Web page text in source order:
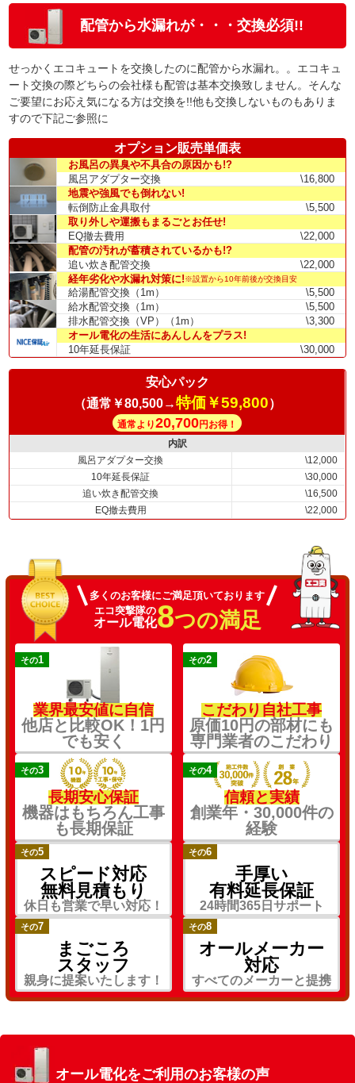
配管から水漏れが・・・交換必須!!
せっかくエコキュートを交換したのに配管から水漏れ。。エコキュ
ート交換の際どちらの会社様も配管は基本交換致しません。そんな
ご要望にお応え気になる方は交換を!!他も交換しないものもありま
すので下記ご参照に
オプション販売単価表
お風呂の異臭や不具合の原因かも!?
風呂アダプター交換
\16,800
地震や強風でも倒れない!
転倒防止金具取付
\5,500
取り外しや運搬もまるごとお任せ!
EQ撤去費用
\22,000
配管の汚れが蓄積されているかも!?
追い炊き配管交換
\22,000
経年劣化や水漏れ対策に!※設置から10年前後が交換目安
給湯配管交換（1m）
\5,500
給水配管交換（1m）
\5,500
排水配管交換（VP）（1m）
\3,300
オール電化の生活にあんしんをプラス!
10年延長保証
\30,000
安心パック
（通常￥80,500→特価￥59,800）
通常より20,700円お得！
内訳
風呂アダプター交換
\12,000
10年延長保証
\30,000
追い炊き配管交換
\16,500
EQ撤去費用
\22,000
多くのお客様にご満足頂いております
エコ突撃隊の
オール電化8つの満足
その1
業界最安値に自信
他店と比較OK！1円
でも安く
その2
こだわり自社工事
原価10円の部材にも
専門業者のこだわり
その3
長期安心保証
機器はもちろん工事
も長期保証
その4
信頼と実績
創業年・30,000件の
経験
その5
スピード対応
無料見積もり
休日も営業で早い対応！
その6
手厚い
有料延長保証
24時間365日サポート
その7
まごころ
スタッフ
親身に提案いたします！
その8
オールメーカー
対応
すべてのメーカーと提携
オール電化をご利用のお客様の声